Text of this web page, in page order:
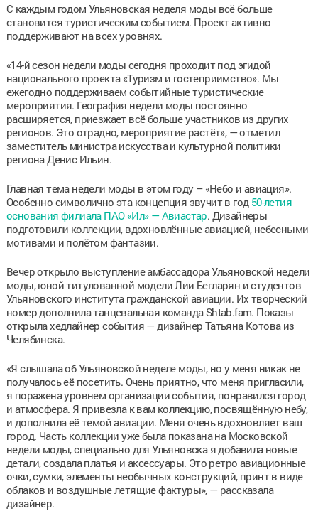
С каждым годом Ульяновская неделя моды всё больше
становится туристическим событием. Проект активно
поддерживают на всех уровнях.
«14-й сезон недели моды сегодня проходит под эгидой
национального проекта «Туризм и гостеприимство». Мы
ежегодно поддерживаем событийные туристические
мероприятия. География недели моды постоянно
расширяется, приезжает всё больше участников из других
регионов. Это отрадно, мероприятие растёт», — отметил
заместитель министра искусства и культурной политики
региона Денис Ильин.
Главная тема недели моды в этом году – «Небо и авиация».
Особенно символично эта концепция звучит в год 50-летия
основания филиала ПАО «Ил» — Авиастар. Дизайнеры
подготовили коллекции, вдохновлённые авиацией, небесными
мотивами и полётом фантазии.
Вечер открыло выступление амбассадора Ульяновской недели
моды, юной титулованной модели Лии Бегларян и студентов
Ульяновского института гражданской авиации. Их творческий
номер дополнила танцевальная команда Shtab.fam. Показы
открыла хедлайнер события — дизайнер Татьяна Котова из
Челябинска.
«Я слышала об Ульяновской неделе моды, но у меня никак не
получалось её посетить. Очень приятно, что меня пригласили,
я поражена уровнем организации события, понравился город
и атмосфера. Я привезла к вам коллекцию, посвящённую небу,
и дополнила её темой авиации. Меня очень вдохновляет ваш
город. Часть коллекции уже была показана на Московской
недели моды, специально для Ульяновска я добавила новые
детали, создала платья и аксессуары. Это ретро авиационные
очки, сумки, элементы необычных конструкций, принт в виде
облаков и воздушные летящие фактуры», — рассказала
дизайнер.